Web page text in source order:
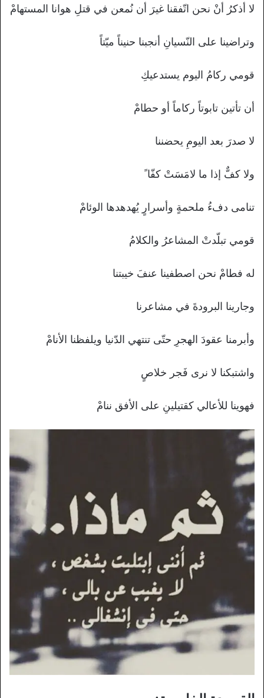
لا أذكرُ أنْ نحن اتّفقنا غيرَ أن نُمعن في قتلِ هوانا المستهامْ
وتراضينا على النّسيانِ أنجبنا حنيناً ميّتاً
قومي ركامُ اليوم يستدعيكِ
أن تأتين تابوتاً ركاماً أو حطامْ
لا صدرَ بعد اليومِ يحضننا
ولا كفٌّ إذا ما لامَسَتْ كفّا ً
تنامى دفءُ ملحمةٍ وأسرارٍ يُهدهدها الوئامْ
قومي تبلّدتْ المشاعرُ والكلامُ
له فطامْ نحن اصطفينا عنفَ خيبتنا
وجارينا البرودةَ في مشاعرنا
وأبرمنا عقودَ الهجرِ حتّى تنتهي الدّنيا ويلفظنا الأنامْ
واشتبكنا لا نرى فَجر خلاصٍ
فهوينا للأعالي كقتيلينِ على الأفق ننامْ